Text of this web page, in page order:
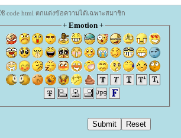
code html ตกแต่งข้อความได้เฉพาะสมาชิก
+ Emotion+